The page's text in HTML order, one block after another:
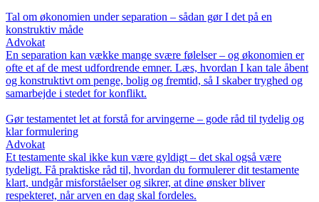
Tal om økonomien under separation – sådan gør I det på en
konstruktiv måde
Advokat
En separation kan vække mange svære følelser – og økonomien er
ofte et af de mest udfordrende emner. Læs, hvordan I kan tale åbent
og konstruktivt om penge, bolig og fremtid, så I skaber tryghed og
samarbejde i stedet for konflikt.
Gør testamentet let at forstå for arvingerne – gode råd til tydelig og
klar formulering
Advokat
Et testamente skal ikke kun være gyldigt – det skal også være
tydeligt. Få praktiske råd til, hvordan du formulerer dit testamente
klart, undgår misforståelser og sikrer, at dine ønsker bliver
respekteret, når arven en dag skal fordeles.